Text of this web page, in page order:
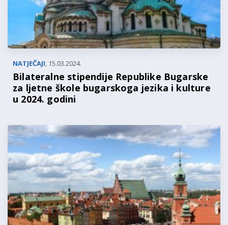
NATJEČAJI, 15.03.2024.
Bilateralne stipendije Republike Bugarske
za ljetne škole bugarskoga jezika i kulture
u 2024. godini